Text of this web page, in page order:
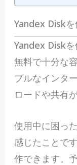
Yandex Disk
Yandex Disk
無料で十分な
プルなインタ
ロードや共有
使用中に困っ
感じたことで
作できます。